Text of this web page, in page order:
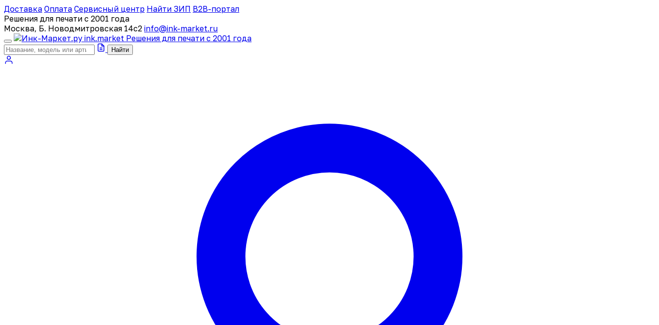
Доставка Оплата Сервисный центр Найти ЗИП B2B-портал
Решения для печати с 2001 года
Москва, Б. Новодмитровская 14с2 info@ink-market.ru
ink.market Решения для печати с 2001 года
Найти